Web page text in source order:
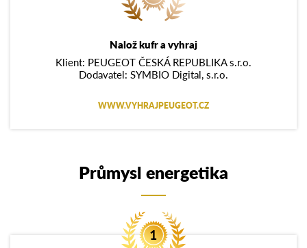
Nalož kufr a vyhraj
Klient: PEUGEOT ČESKÁ REPUBLIKA s.r.o.
Dodavatel: SYMBIO Digital, s.r.o.
WWW.VYHRAJPEUGEOT.CZ
Průmysl energetika